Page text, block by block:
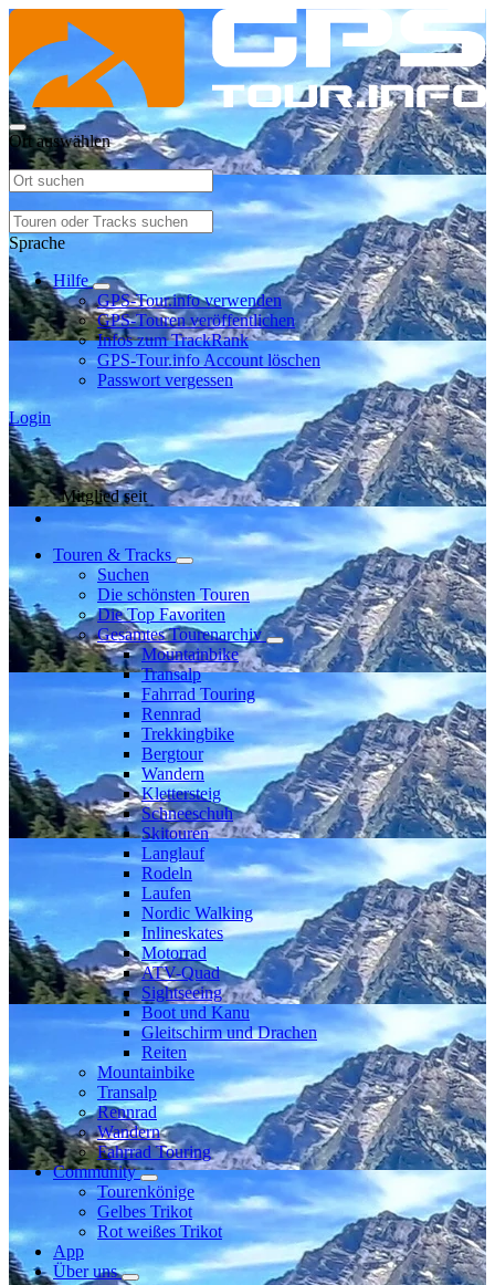
Ort auswählen
Sprache
Hilfe
GPS-Tour.info verwenden
GPS-Touren veröffentlichen
Infos zum TrackRank
GPS-Tour.info Account löschen
Passwort vergessen
Login
Mitglied seit
Touren & Tracks
Suchen
Die schönsten Touren
Die Top Favoriten
Gesamtes Tourenarchiv
Mountainbike
Transalp
Fahrrad Touring
Rennrad
Trekkingbike
Bergtour
Wandern
Klettersteig
Schneeschuh
Skitouren
Langlauf
Rodeln
Laufen
Nordic Walking
Inlineskates
Motorrad
ATV-Quad
Sightseeing
Boot und Kanu
Gleitschirm und Drachen
Reiten
Mountainbike
Transalp
Rennrad
Wandern
Fahrrad Touring
Community
Tourenkönige
Gelbes Trikot
Rot weißes Trikot
App
Über uns